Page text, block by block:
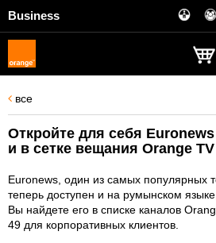
Business
все
Откройте для себя
и в сетке вещания Orange TV
Euronews, один из самых популярных
теперь доступен и на румынском
Вы найдете его в списке каналов
49 для корпоративных клиентов.